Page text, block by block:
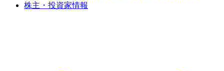
株主・投資家情報